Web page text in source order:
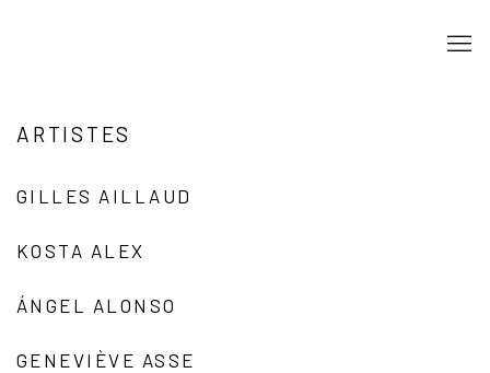
ARTISTES
GILLES AILLAUD
KOSTA ALEX
ÁNGEL ALONSO
GENEVIÈVE ASSE